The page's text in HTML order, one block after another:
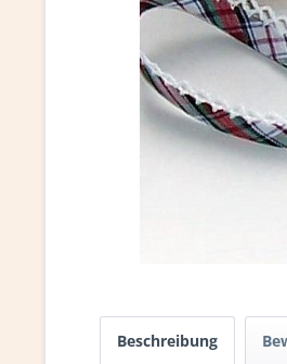
Beschreibung